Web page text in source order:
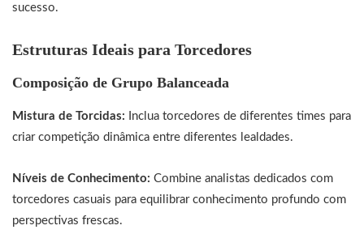
sucesso.
Estruturas Ideais para Torcedores
Composição de Grupo Balanceada
Mistura de Torcidas: Inclua torcedores de diferentes times para
criar competição dinâmica entre diferentes lealdades.
Níveis de Conhecimento: Combine analistas dedicados com
torcedores casuais para equilibrar conhecimento profundo com
perspectivas frescas.